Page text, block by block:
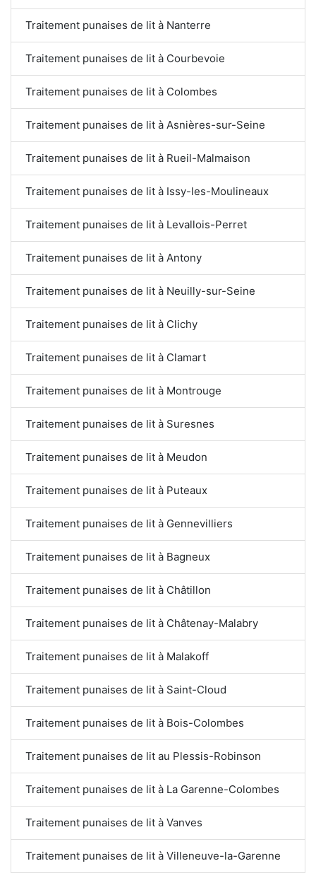
Traitement punaises de lit à Nanterre
Traitement punaises de lit à Courbevoie
Traitement punaises de lit à Colombes
Traitement punaises de lit à Asnières-sur-Seine
Traitement punaises de lit à Rueil-Malmaison
Traitement punaises de lit à Issy-les-Moulineaux
Traitement punaises de lit à Levallois-Perret
Traitement punaises de lit à Antony
Traitement punaises de lit à Neuilly-sur-Seine
Traitement punaises de lit à Clichy
Traitement punaises de lit à Clamart
Traitement punaises de lit à Montrouge
Traitement punaises de lit à Suresnes
Traitement punaises de lit à Meudon
Traitement punaises de lit à Puteaux
Traitement punaises de lit à Gennevilliers
Traitement punaises de lit à Bagneux
Traitement punaises de lit à Châtillon
Traitement punaises de lit à Châtenay-Malabry
Traitement punaises de lit à Malakoff
Traitement punaises de lit à Saint-Cloud
Traitement punaises de lit à Bois-Colombes
Traitement punaises de lit au Plessis-Robinson
Traitement punaises de lit à La Garenne-Colombes
Traitement punaises de lit à Vanves
Traitement punaises de lit à Villeneuve-la-Garenne